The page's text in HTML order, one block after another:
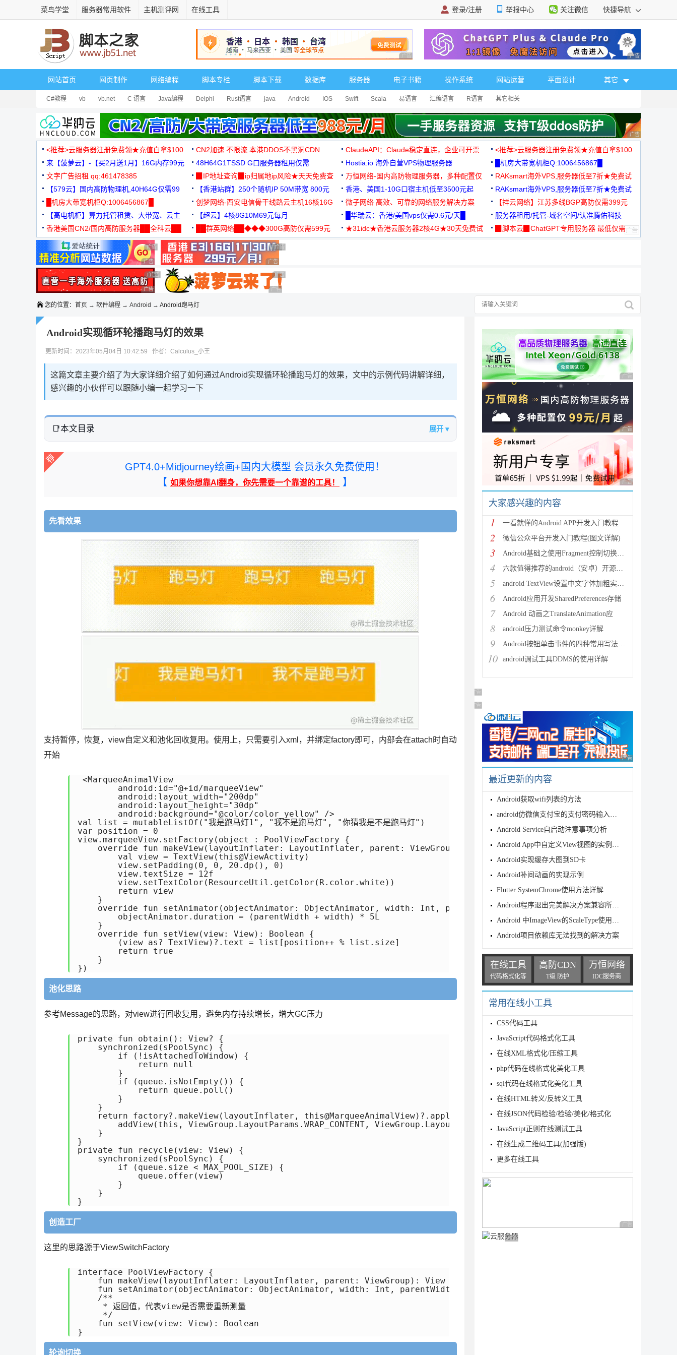
菜鸟学堂 服务器常用软件 主机测评网 在线工具 登录/注册 举报中心 关注微信 快捷导航
广告 商业广告，理性选择 广告 商业广告，理
网站首页 网页制作 网络编程 脚本专栏 脚本下载 数据库 服务器 电子书籍 操作系统 网站运营 平面设计 其它
C#教程 vb vb.net C 语言 Java编程 Delphi Rust语言 java Android IOS Swift Scala 易语言 汇编语言 R语言 其它相关
广告 商业广告，理
<推荐>云服务器注册免费领★充值白拿$100 CN2加速 不限流 本港DDOS不黑洞CDN ClaudeAPI：Claude稳定直连，企业可开票
<推荐>云服务器注册免费领★充值白拿$100
来【菠萝云】-【买2月送1月】16G内存99元
48H64G1TSSD G口服务器租用仅需
3000+可免费测试
Hostia.io 海外自营VPS物理服务器
█机房大带宽机柜Q:1006456867█
文字广告招租 qq:461478385
▉IP地址查询▉ip归属地ip风险★天天免费查
万恒网络-国内高防物理服务器，多种配置仅
99元/月起
RAKsmart海外VPS,服务器低至7折★免费试
用★
【579云】国内高防物理机,40H64G仅需99
元
【香港站群】250个随机IP 50M带宽 800元 香港、美国1-10G口宿主机低至3500元起
RAKsmart海外VPS,服务器低至7折★免费试
用★
█机房大带宽机柜Q:1006456867█
创梦网络-西安电信骨干线路云主机16核16G
88元/月
微子网络 高效、可靠的网络服务解决方案
【祥云网络】江苏多线BGP高防仅需399元
【高电机柜】算力托管租赁、大带宽、云主
机
【超云】4核8G10M69元每月 █华瑞云：香港/美国vps仅需0.6元/天█
服务器租用/托管-域名空间/认准腾佑科技
香港美国CN2/国内高防服务器██全科云██
██群英网络██◆◆◆300G高防仅需599元
◆◆◆
★31idc★香港云服务器2核4G★30天免费试
▉脚本云▉ChatGPT专用服务器 最低仅需
广告 商业广告，理性选择
广告 商业广告，理性选择
广告 商业广告，理性选择
广告 商业广告，理性选择
广告 商业广告，理性选择
广告 商业广告，理性选择
广告 商业广告，理性选择
广告 商业广告，理性选择
广告 商业广告，理性选择
广告 商业广告，理性选择
您的位置： 首页 → 软件编程 → Android → Android跑马灯
Android实现循环轮播跑马灯的效果
更新时间：2023年05月04日 10:42:59 作者：Calculus_小王
这篇文章主要介绍了为大家详细介绍了如何通过Android实现循环轮播跑马灯的效果，文中的示例代码讲解详细，
感兴趣的小伙伴可以跟随小编一起学习一下
本文目录 展开 ▾
GPT4.0+Midjourney绘画+国内大模型 会员永久免费使用！
【 如果你想靠AI翻身，你先需要一个靠谱的工具！ 】
先看效果
支持暂停，恢复，view自定义和池化回收复用。使用上，只需要引入xml，并绑定factory即可，内部会在attach时自动
开始
<MarqueeAnimalView
        android:id="@+id/marqueeView"
        android:layout_width="200dp"
        android:layout_height="30dp"
        android:background="@color/color_yellow" />
val list = mutableListOf("我是跑马灯1", "我不是跑马灯", "你猜我是不是跑马灯")
var position = 0
view.marqueeView.setFactory(object : PoolViewFactory {
    override fun makeView(layoutInflater: LayoutInflater, parent: ViewGroup): View {
        val view = TextView(this@ViewActivity)
        view.setPadding(0, 0, 20.dp(), 0)
        view.textSize = 12f
        view.setTextColor(ResourceUtil.getColor(R.color.white))
        return view
    }
    override fun setAnimator(objectAnimator: ObjectAnimator, width: Int, parentWidth: Int) {
        objectAnimator.duration = (parentWidth + width) * 5L
    }
    override fun setView(view: View): Boolean {
        (view as? TextView)?.text = list[position++ % list.size]
        return true
    }
})
池化思路
参考Message的思路，对view进行回收复用，避免内存持续增长，增大GC压力
private fun obtain(): View? {
    synchronized(sPoolSync) {
        if (!isAttachedToWindow) {
            return null
        }
        if (queue.isNotEmpty()) {
            return queue.poll()
        }
    }
    return factory?.makeView(layoutInflater, this@MarqueeAnimalView)?.apply {
        addView(this, ViewGroup.LayoutParams.WRAP_CONTENT, ViewGroup.LayoutParams.WRAP_CONTENT)
    }
}
private fun recycle(view: View) {
    synchronized(sPoolSync) {
        if (queue.size < MAX_POOL_SIZE) {
            queue.offer(view)
        }
    }
}
创造工厂
这里的思路源于ViewSwitchFactory
interface PoolViewFactory {
    fun makeView(layoutInflater: LayoutInflater, parent: ViewGroup): View
    fun setAnimator(objectAnimator: ObjectAnimator, width: Int, parentWidth: Int)
    /**
     * 返回值，代表view是否需要重新测量
     */
    fun setView(view: View): Boolean
}
轮询切换
广告 商业广告，理性
广告 商业广告，理性
广告 商业广告，理性
大家感兴趣的内容
1 一看就懂的Android APP开发入门教程
2 微信公众平台开发入门教程(图文详解)
3 Android基础之使用Fragment控制切换多个页面
4 六款值得推荐的android（安卓）开源框架简介
5 android TextView设置中文字体加粗实现方法
6 Android应用开发SharedPreferences存储
7 Android 动画之TranslateAnimation应
8 android压力测试命令monkey详解
9 Android按钮单击事件的四种常用写法总结
10 android调试工具DDMS的使用详解
广告 商业广告，理性选择
广告 商业广告，理性选择
广告 商业广告，理性
最近更新的内容
Android获取wifi列表的方法
android仿微信支付宝的支付密码输入框示例
Android Service自启动注意事项分析
Android App中自定义View视图的实例教程
Android实现缓存大图到SD卡
Android补间动画的实现示例
Flutter SystemChrome使用方法详解
Android程序退出完美解决方案兼容所有SDK
Android 中ImageView的ScaleType使用方法
Android项目依赖库无法找到的解决方案
在线工具
代码格式化等
高防CDN
T级 防护
万恒网络
IDC服务商
常用在线小工具
CSS代码工具
JavaScript代码格式化工具
在线XML格式化/压缩工具
php代码在线格式化美化工具
sql代码在线格式化美化工具
在线HTML转义/反转义工具
在线JSON代码检验/检验/美化/格式化
JavaScript正则在线测试工具
在线生成二维码工具(加强版)
更多在线工具
广告 商业广告，理性
广告 商业广告，理性选择